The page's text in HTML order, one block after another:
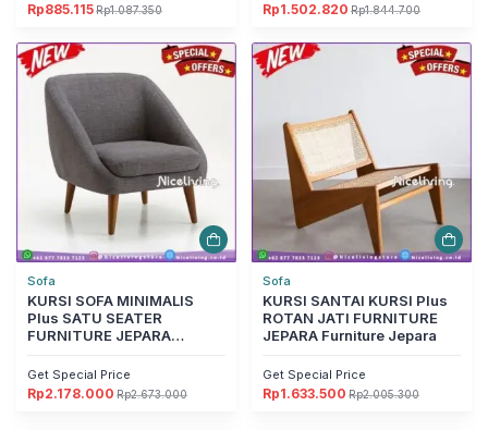
Rp1.087.350
Harga
adalah:
Rp1.087.350.
Rp885.115
Harga
ini
adalah:
Rp885.115.
Rp1.844.700
Harga
adalah:
Rp1.844.700.
Rp1.502.820
Harga
ini
adalah:
Rp1.502.820.
Sofa
KURSI SOFA MINIMALIS
Plus SATU SEATER
FURNITURE JEPARA
Get Special Price
Rp2.673.000
Harga
Rp2.178.000
Harga
Sofa
KURSI SANTAI KURSI Plus
ROTAN JATI FURNITURE
JEPARA Furniture Jepara
Get Special Price
Rp2.005.300
Harga
Rp1.633.500
Harga